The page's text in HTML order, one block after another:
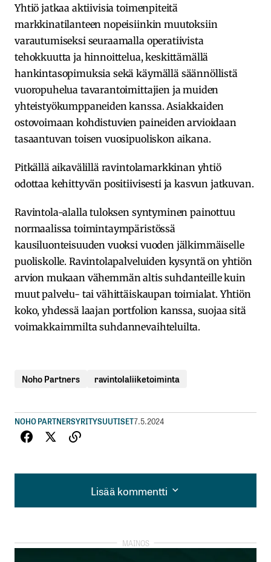
Yhtiö jatkaa aktiivisia toimenpiteitä
markkinatilanteen nopeisiinkin muutoksiin
varautumiseksi seuraamalla operatiivista
tehokkuutta ja hinnoittelua, keskittämällä
hankintasopimuksia sekä käymällä säännöllistä
vuoropuhelua tavarantoimittajien ja muiden
yhteistyökumppaneiden kanssa. Asiakkaiden
ostovoimaan kohdistuvien paineiden arvioidaan
tasaantuvan toisen vuosipuoliskon aikana.
Pitkällä aikavälillä ravintolamarkkinan yhtiö
odottaa kehittyvän positiivisesti ja kasvun jatkuvan.
Ravintola-alalla tuloksen syntyminen painottuu
normaalissa toimintaympäristössä
kausiluonteisuuden vuoksi vuoden jälkimmäiselle
puoliskolle. Ravintolapalveluiden kysyntä on yhtiön
arvion mukaan vähemmän altis suhdanteille kuin
muut palvelu- tai vähittäiskaupan toimialat. Yhtiön
koko, yhdessä laajan portfolion kanssa, suojaa sitä
voimakkaimmilta suhdannevaihteluilta.
Noho Partners ravintolaliiketoiminta
NOHO PARTNERSYRITYSUUTISET7.5.2024
Lisää kommentti
Lisää kommentti
kirjautua